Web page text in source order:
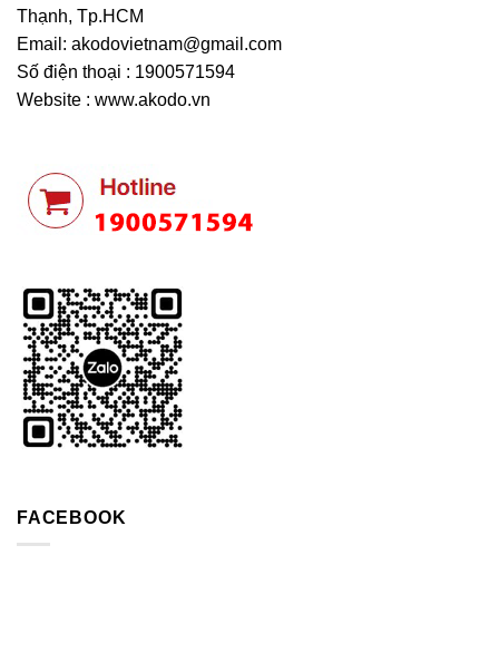
Thạnh, Tp.HCM
Email: akodovietnam@gmail.com
Số điện thoại : 1900571594
Website : www.akodo.vn
FACEBOOK